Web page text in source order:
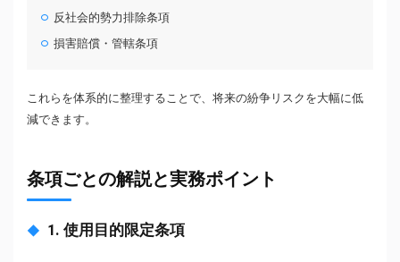
反社会的勢力排除条項
損害賠償・管轄条項
これらを体系的に整理することで、将来の紛争リスクを大幅に低
減できます。
条項ごとの解説と実務ポイント
1. 使用目的限定条項